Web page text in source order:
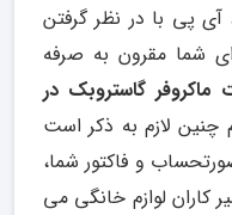
آی پی با در نظر گرفتن
شما مقرون به صرفه
ماکروفر گاستروبک در
چنین لازم به ذکر است
و فاکتور شما،
کاران لوازم خانگی می